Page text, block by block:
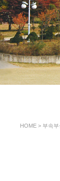
HOME > 부속